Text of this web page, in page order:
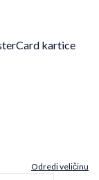
kartice
Odredi veličinu